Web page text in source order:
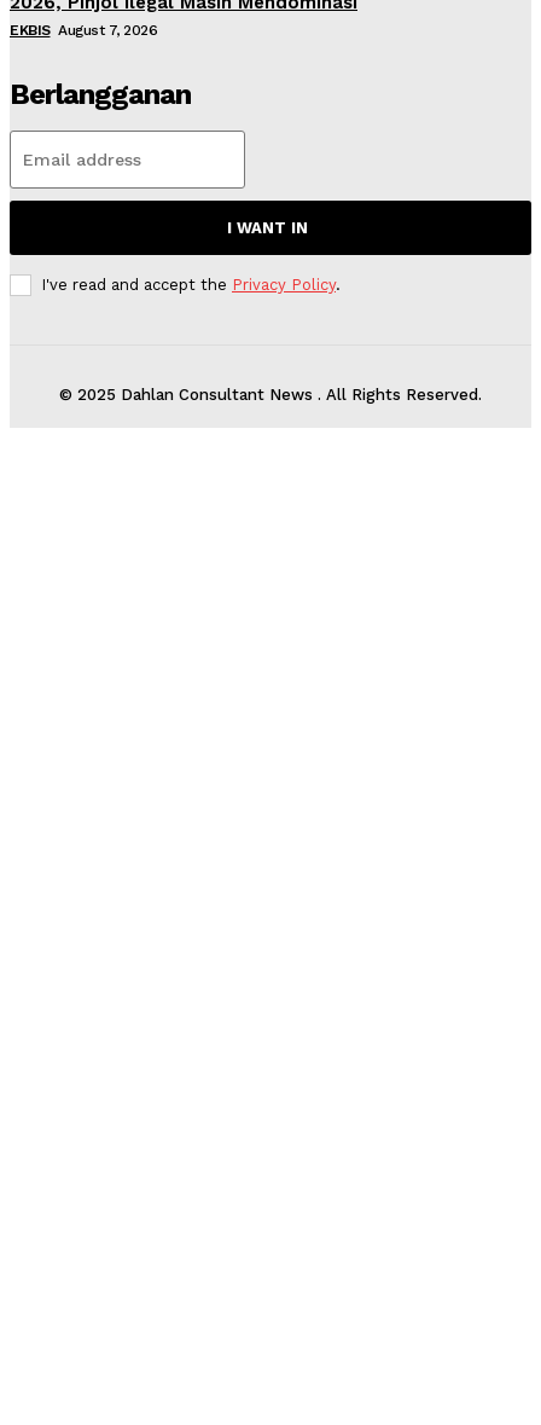
EKBIS August 7, 2026
Berlangganan
I WANT IN
I've read and accept the Privacy Policy.
© 2025 Dahlan Consultant News . All Rights Reserved.